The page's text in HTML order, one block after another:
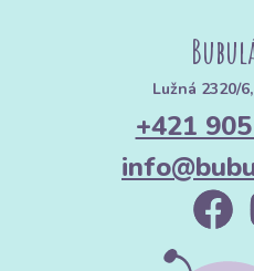
Lužná 2320/
+421